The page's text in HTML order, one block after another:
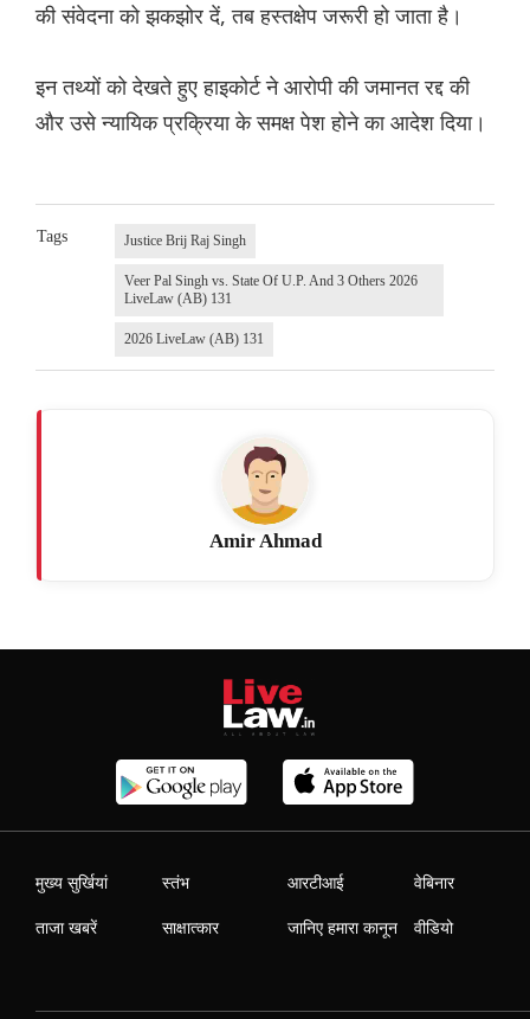
की संवेदना को झकझोर दें, तब हस्तक्षेप जरूरी हो जाता है।
इन तथ्यों को देखते हुए हाइकोर्ट ने आरोपी की जमानत रद्द की
और उसे न्यायिक प्रक्रिया के समक्ष पेश होने का आदेश दिया।
Tags Justice Brij Raj Singh
Veer Pal Singh vs. State Of U.P. And 3 Others 2026
LiveLaw (AB) 131
2026 LiveLaw (AB) 131
Amir Ahmad
मुख्य सुर्खियां
ताजा खबरें
स्तंभ
साक्षात्कार
आरटीआई
जानिए हमारा कानून
वेबिनार
वीडियो